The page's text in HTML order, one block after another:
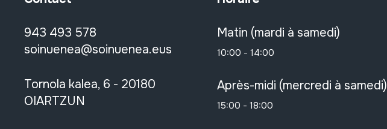
943 493 578
soinuenea@soinuenea.eus
Tornola kalea, 6 - 20180
OIARTZUN
Matin (mardi à samedi)
10:00 - 14:00
Après-midi (mercredi à samedi)
15:00 - 18:00